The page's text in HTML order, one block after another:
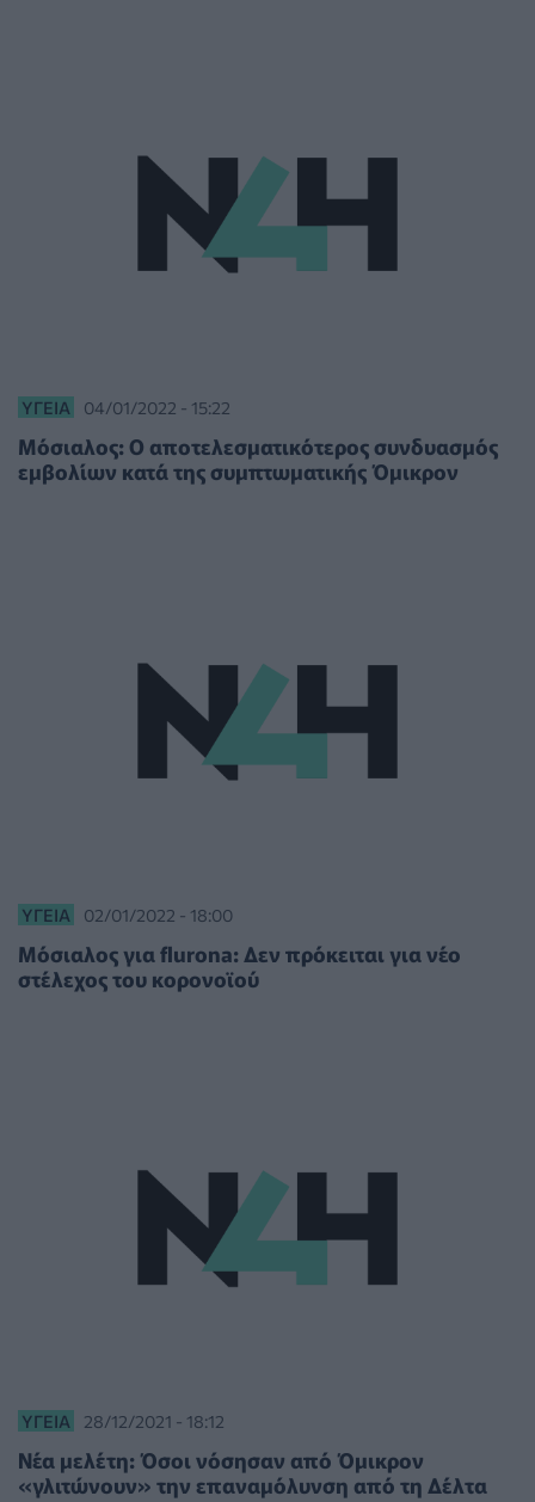
ΥΓΕΊΑ 04/01/2022 - 15:22
Μόσιαλος: Ο αποτελεσματικότερος συνδυασμός
εμβολίων κατά της συμπτωματικής Όμικρον
ΥΓΕΊΑ 02/01/2022 - 18:00
Μόσιαλος για flurona: Δεν πρόκειται για νέο
στέλεχος του κορονοϊού
ΥΓΕΊΑ 28/12/2021 - 18:12
Νέα μελέτη: Όσοι νόσησαν από Όμικρον
«γλιτώνουν» την επαναμόλυνση από τη Δέλτα